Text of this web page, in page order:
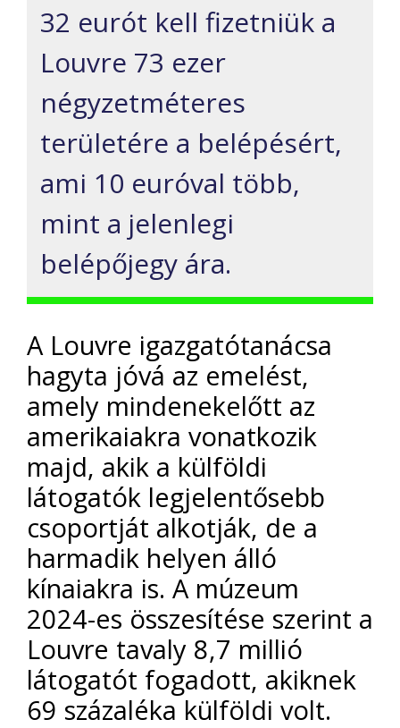
32 eurót kell fizetniük a
Louvre 73 ezer
négyzetméteres
területére a belépésért,
ami 10 euróval több,
mint a jelenlegi
belépőjegy ára.
A Louvre igazgatótanácsa
hagyta jóvá az emelést,
amely mindenekelőtt az
amerikaiakra vonatkozik
majd, akik a külföldi
látogatók legjelentősebb
csoportját alkotják, de a
harmadik helyen álló
kínaiakra is. A múzeum
2024-es összesítése szerint a
Louvre tavaly 8,7 millió
látogatót fogadott, akiknek
69 százaléka külföldi volt.